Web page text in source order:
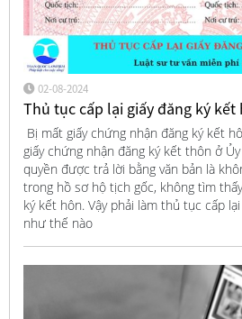
02-08-2024
Thủ tục cấp lại giấy đăng ký
Bị mất giấy chứng nhận đăng ký kết
giấy chứng nhận đăng ký kết thôn ở
quyền được trả lời bằng văn bản là
trong hồ sơ hộ tịch gốc, không tìm
ký kết hôn. Vậy phải làm thủ tục cấp
như thế nào